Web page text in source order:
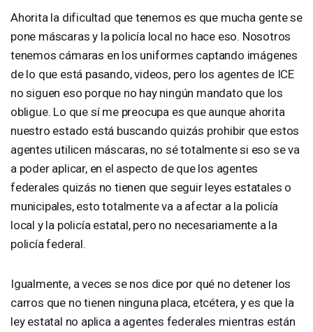
Ahorita la dificultad que tenemos es que mucha gente se
pone máscaras y la policía local no hace eso. Nosotros
tenemos cámaras en los uniformes captando imágenes
de lo que está pasando, videos, pero los agentes de ICE
no siguen eso porque no hay ningún mandato que los
obligue. Lo que sí me preocupa es que aunque ahorita
nuestro estado está buscando quizás prohibir que estos
agentes utilicen máscaras, no sé totalmente si eso se va
a poder aplicar, en el aspecto de que los agentes
federales quizás no tienen que seguir leyes estatales o
municipales, esto totalmente va a afectar a la policía
local y la policía estatal, pero no necesariamente a la
policía federal.
Igualmente, a veces se nos dice por qué no detener los
carros que no tienen ninguna placa, etcétera, y es que la
ley estatal no aplica a agentes federales mientras están